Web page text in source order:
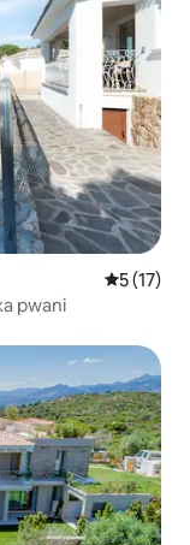
Ukadiriaji
5 (17)
pwani